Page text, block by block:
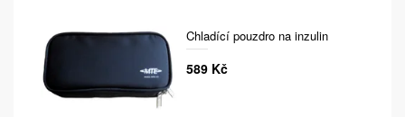
Chladící pouzdro na inzulin
589 Kč